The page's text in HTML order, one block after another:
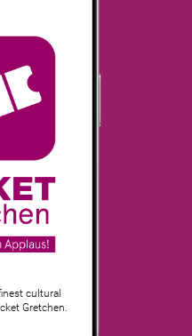
cultural
Gretchen.